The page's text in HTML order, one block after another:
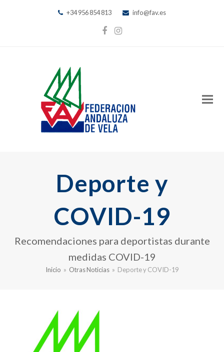
+34 956 854 813 info@fav.es
Facebook
Instagram
Deporte y
COVID-19
Recomendaciones para deportistas durante
medidas COVID-19
Inicio » Otras Noticias » Deporte y COVID-19